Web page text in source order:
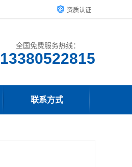
资质认证
全国免费服务热线：
13380522815
联系方式